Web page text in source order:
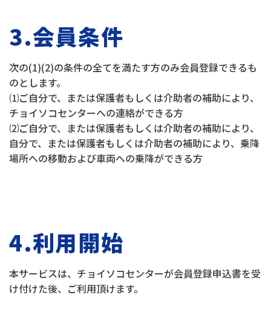
3.会員条件
次の(1)(2)の条件の全てを満たす方のみ会員登録できるも
のとします。
⑴ご自分で、または保護者もしくは介助者の補助により、
チョイソコセンターへの連絡ができる方
⑵ご自分で、または保護者もしくは介助者の補助により、
自分で、または保護者もしくは介助者の補助により、乗降
場所への移動および車両への乗降ができる方
4.利用開始
本サービスは、チョイソコセンターが会員登録申込書を受
け付けた後、ご利用頂けます。